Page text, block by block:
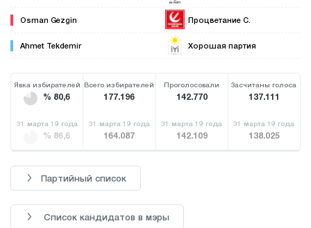
Osman Gezgin Процветание С.
Ahmet Tekdemir Хорошая партия
Явка избирателей
% 80,6
Всего избирателей
177.196
Проголосовали
142.770
Засчитаны голоса
137.111
31 марта 19 года
% 86,6
31 марта 19 года
164.087
31 марта 19 года
142.109
31 марта 19 года
138.025
Партийный список
Список кандидатов в мэры